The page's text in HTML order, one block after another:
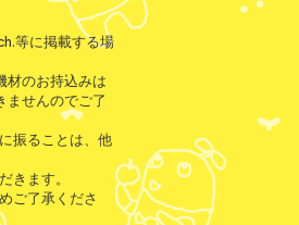
等に掲載する場
材のお持込みは
ませんのでご了
振ることは、他
きます。
ご了承くださ